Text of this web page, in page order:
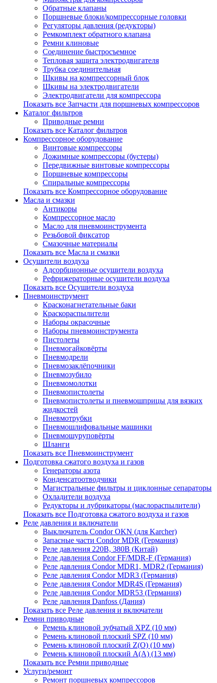
Обратные клапаны
Поршневые блоки/компрессорные головки
Регуляторы давления (редукторы)
Ремкомплект обратного клапана
Ремни клиновые
Соединение быстросъемное
Тепловая защита электродвигателя
Трубка соединительная
Шкивы на компрессорный блок
Шкивы на электродвигатели
Электродвигатели для компрессора
Показать все Запчасти для поршневых компрессоров
Каталог фильтров
Приводные ремни
Показать все Каталог фильтров
Компрессорное оборудование
Винтовые компрессоры
Дожимные компрессоры (бустеры)
Передвижные винтовые компрессоры
Поршневые компрессоры
Спиральные компрессоры
Показать все Компрессорное оборудование
Масла и смазки
Антикоры
Компрессорное масло
Масло для пневмоинструмента
Резьбовой фиксатор
Смазочные материалы
Показать все Масла и смазки
Осушители воздуха
Адсорбционные осушители воздуха
Рефрижераторные осушители воздуха
Показать все Осушители воздуха
Пневмоинструмент
Красконагнетательные баки
Краскораспылители
Наборы окрасочные
Наборы пневмоинструмента
Пистолеты
Пневмогайковёрты
Пневмодрели
Пневмозаклёпочники
Пневмозубило
Пневмомолотки
Пневмопистолеты
Пневмопистолеты и пневмошприцы для вязких
жидкостей
Пневмотрубки
Пневмошлифовальные машинки
Пневмошуруповёрты
Шланги
Показать все Пневмоинструмент
Подготовка сжатого воздуха и газов
Генераторы азота
Конденсатоотводчики
Магистральные фильтры и циклонные сепараторы
Охладители воздуха
Редукторы и лубрикаторы (маслораспылители)
Показать все Подготовка сжатого воздуха и газов
Реле давления и включатели
Выключатель Condor OKN (для Karcher)
Запасные части Сondor MDR (Германия)
Реле давления 220В, 380В (Китай)
Реле давления Condor FF/MDR-F (Германия)
Реле давления Condor MDR1, MDR2 (Германия)
Реле давления Condor MDR3 (Германия)
Реле давления Condor MDR4S (Германия)
Реле давления Condor MDR53 (Германия)
Реле давления Danfoss (Дания)
Показать все Реле давления и включатели
Ремни приводные
Ремень клиновой зубчатый XPZ (10 мм)
Ремень клиновой плоский SPZ (10 мм)
Ремень клиновой плоский Z(О) (10 мм)
Ремень клиновой плоский А(А) (13 мм)
Показать все Ремни приводные
Услуги/ремонт
Ремонт поршневых компрессоров